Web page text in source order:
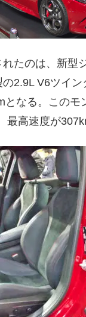
れたのは、新型
の2.9L V6ツイ
となる。このモ
最高速度が